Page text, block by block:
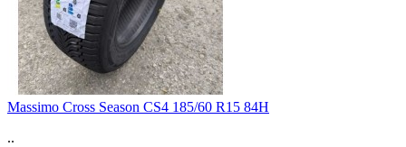
Massimo Cross Season CS4 185/60 R15 84H
..